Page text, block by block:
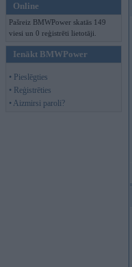
Online
Pašreiz BMWPower skatās 149
viesi un 0 reģistrēti lietotāji.
Ienākt BMWPower
• Pieslēgties
• Reģistrēties
• Aizmirsi paroli?